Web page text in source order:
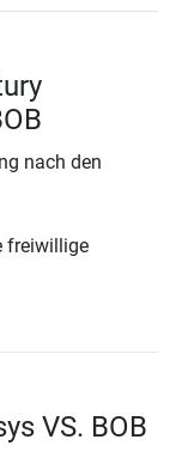
nach den
freiwillige
VS. BOB